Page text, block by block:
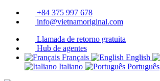
+84 375 997 678
info@vietnamoriginal.com
Llamada de retorno gratuita
Hub de agentes
Français
English
Italiano
Português